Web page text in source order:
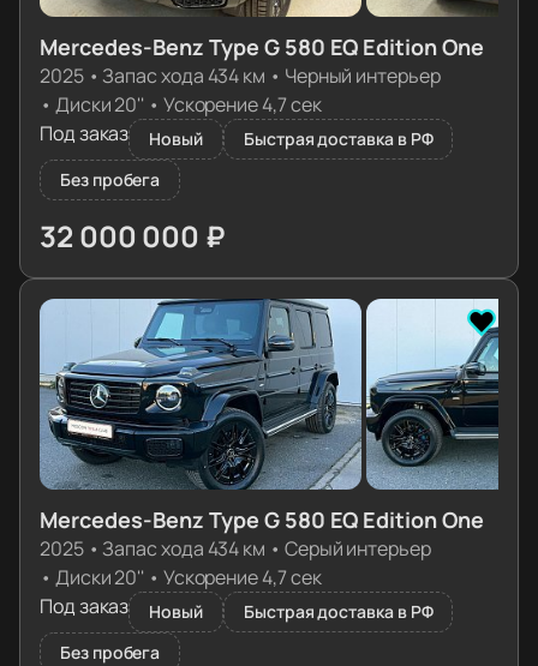
Mercedes-Benz Type G 580 EQ Edition One
2025• Запас хода 434 км • Черный интерьер
• Диски 20'' • Ускорение 4,7 сек
Под заказ
Новый
Быстрая доставка в РФ
Без пробега
32 000 000 ₽
≈ 318 323€
Mercedes-Benz Type G 580 EQ Edition One
2025• Запас хода 434 км • Серый интерьер
• Диски 20'' • Ускорение 4,7 сек
Под заказ
Новый
Быстрая доставка в РФ
Без пробега